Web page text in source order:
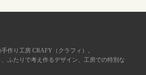
作り工房 CRAFY（クラフィ）。
ふたりで考え作るデザイン、工房での特別な
来店ご予約